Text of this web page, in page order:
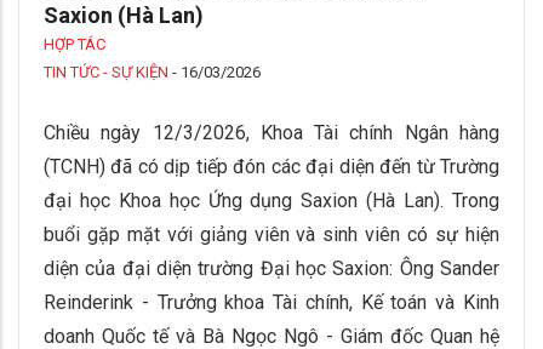
Saxion (Hà Lan)
HỢP TÁC
TIN TỨC - SỰ KIỆN - 16/03/2026
Chiều ngày 12/3/2026, Khoa Tài chính Ngân hàng
(TCNH) đã có dịp tiếp đón các đại diện đến từ Trường
đại học Khoa học Ứng dụng Saxion (Hà Lan). Trong
buổi gặp mặt với giảng viên và sinh viên có sự hiện
diện của đại diện trường Đại học Saxion: Ông Sander
Reinderink - Trưởng khoa Tài chính, Kế toán và Kinh
doanh Quốc tế và Bà Ngọc Ngô - Giám đốc Quan hệ